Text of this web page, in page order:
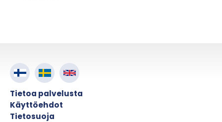
Tietoa palvelusta
Käyttöehdot
Tietosuoja